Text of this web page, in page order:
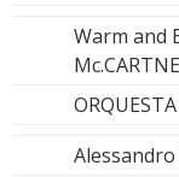
Warm and
Alessandro